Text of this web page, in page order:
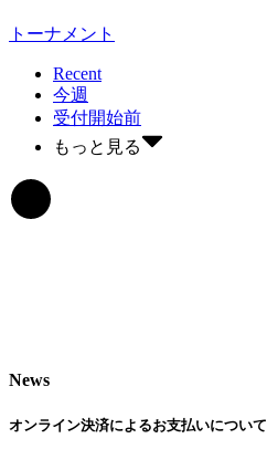
トーナメント
Recent
今週
受付開始前
もっと見る
News
オンライン決済によるお支払いについて